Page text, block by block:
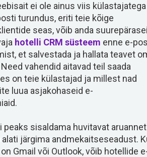
ei ole ainus viis külastajatega
turundus, eriti teie kõige
seas, võib anda
hotelli CRM süsteem enne e-
et salvestada ja hallata teavet
vahendid aitavad teil saada
on teie külastajad ja millest nad
luua asjakohaseid e-
peaks sisaldama huvitavat aruannet
järgima andmekaitseseadust.
Gmail või Outlook, võib hotellide